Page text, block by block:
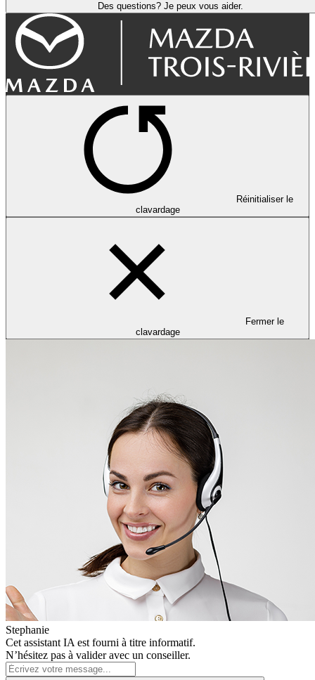
Des questions? Je peux vous aider.
Réinitialiser le
clavardage
Fermer le
clavardage
Stephanie
Cet assistant IA est fourni à titre informatif.
N’hésitez pas à valider avec un conseiller.